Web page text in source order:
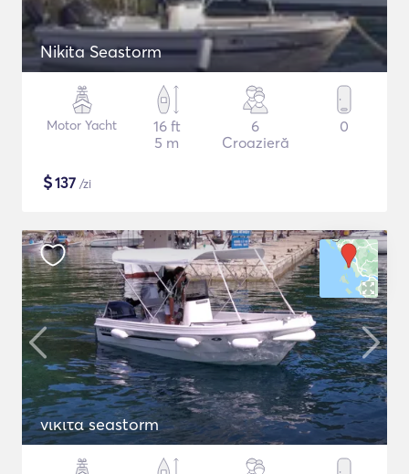
Nikita Seastorm
Motor Yacht
16 ft
5 m
6
Croazieră
0
$137 /zi
νικιτα seastorm